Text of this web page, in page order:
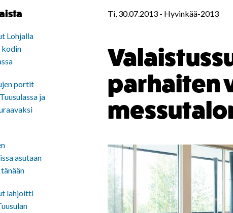
Ti, 30.07.2013 - Hyvinkää-2013
parhaiten
Lohjalla
kodin
portit
ja
asutaan
lahjoitti